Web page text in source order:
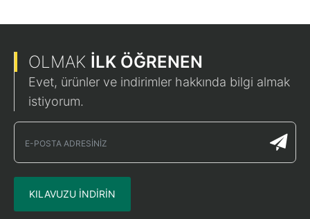
OLMAK İLK ÖĞRENEN
Evet, ürünler ve indirimler hakkında bilgi almak
istiyorum.
KILAVUZU INDIRIN